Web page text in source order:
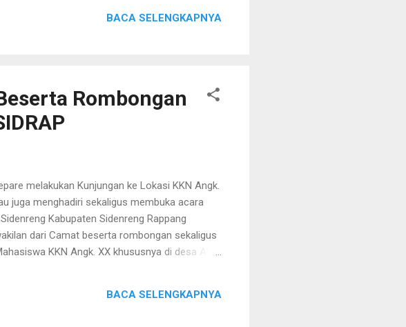
lembaga STAIN Parepare. Menurutnya OPAK
BACA SELENGKAPNYA
Rombongan
melakukan Kunjungan ke Lokasi KKN Angk.
juga menghadiri sekaligus membuka acara
Kabupaten Sidenreng Rappang
dari Camat beserta rombongan sekaligus
KKN Angk. XX khususnya di desa Aka-
tidak menganggap bahwa STAIN Parepare
BACA SELENGKAPNYA